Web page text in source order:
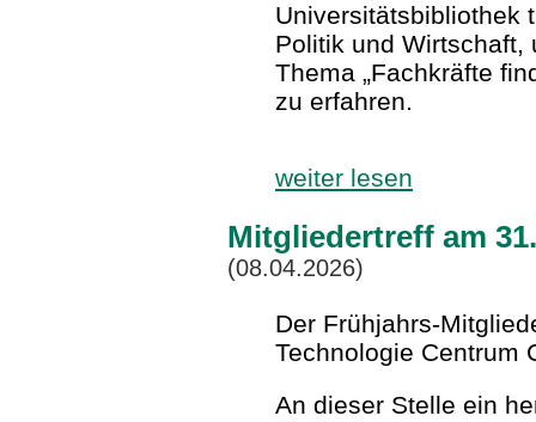
Universitätsbibliothek
Politik und Wirtschaft,
Thema „Fachkräfte
zu erfahren.
weiter lesen
Mitgliedertreff am
(08.04.2026)
Der Frühjahrs-
Technologie Centrum
An dieser Stelle ein